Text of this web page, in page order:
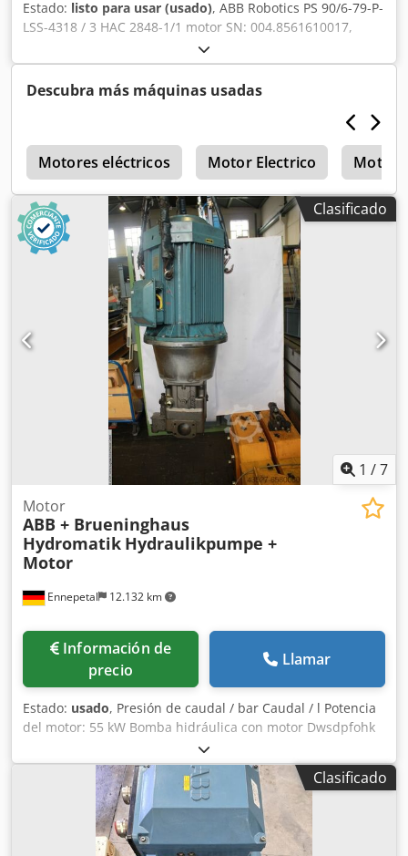
Estado: listo para usar (usado), ABB Robotics PS 90/6-79-P-
LSS-4318 / 3 HAC 2848-1/1 motor SN: 004.8561610017,
usado, en buen estado, 100% funcional, entrega según
fotos. Djdpfextv Twox Aipswa
Descubra más máquinas usadas
Motores eléctricos Motor Electrico
Clasificado
1 /7
Ennepetal 12.132 km
Motor
ABB + Brueninghaus
Hydromatik Hydraulikpumpe +
Motor
Información de
precio
Llamar
Estado: usado, Presión de caudal / bar Caudal / l Potencia
del motor: 55 kW Bomba hidráulica con motor Dwsdpfohk
H I Rjx Aipsa Datos técnicos (motor) Fabricante: ABB Motors
Código de producto: 3GAA252001-BDA Tipo:
M2AA250SMA4 IEC250 S/M 65 Potencia: 55 kW Datos
técnicos (bomba hidráulica) Fabricante: Brueninghaus
Hydromatik Tipo: A11VO250LRU2 / 10R-NZD12N00 P = 55
kW n = 1470 min-1 Año de fabricación: 1997 Peso total: 475
Clasificado